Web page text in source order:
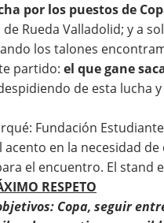
por los puestos de
Rueda Valladolid; y a
los talones
partido: el que gane
de esta lucha
Fundación
en la necesidad de
el encuentro. El stand
RESPETO
Copa, seguir